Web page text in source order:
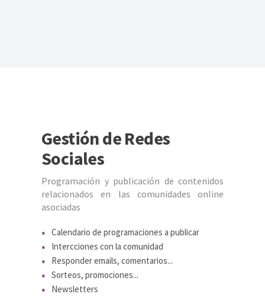
Gestión de Redes
Sociales
Programación y publicación de contenidos
relacionados en las comunidades online
asociadas
Calendario de programaciones a publicar
Intercciones con la comunidad
Responder emails, comentarios...
Sorteos, promociones...
Newsletters